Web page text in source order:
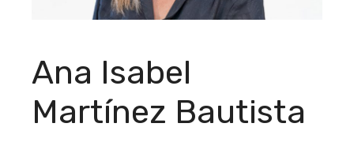
Ana Isabel
Martínez Bautista